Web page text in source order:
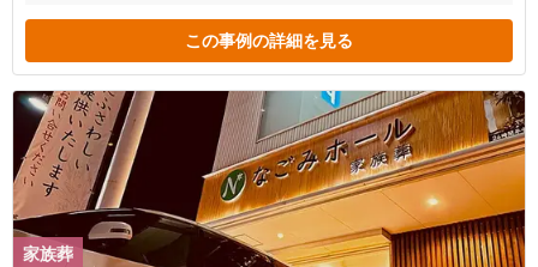
この事例の詳細を見る
家族葬